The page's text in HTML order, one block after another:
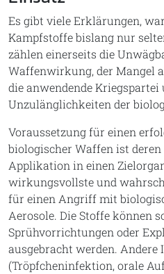
Es gibt viele Erklärungen,
Kampfstoffe bislang nur
zählen einerseits die
Waffenwirkung, der Mangel
die anwendende Kriegspartei
Unzulänglichkeiten der
Voraussetzung für einen
biologischer Waffen ist
Applikation in einen
wirkungsvollste und
für einen Angriff mit
Aerosole. Die Stoffe können
Sprühvorrichtungen oder
ausgebracht werden.
(Tröpfcheninfektion, orale